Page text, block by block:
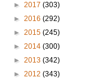
► 2017 (303)
► 2016 (292)
► 2015 (245)
► 2014 (300)
► 2013 (342)
► 2012 (343)